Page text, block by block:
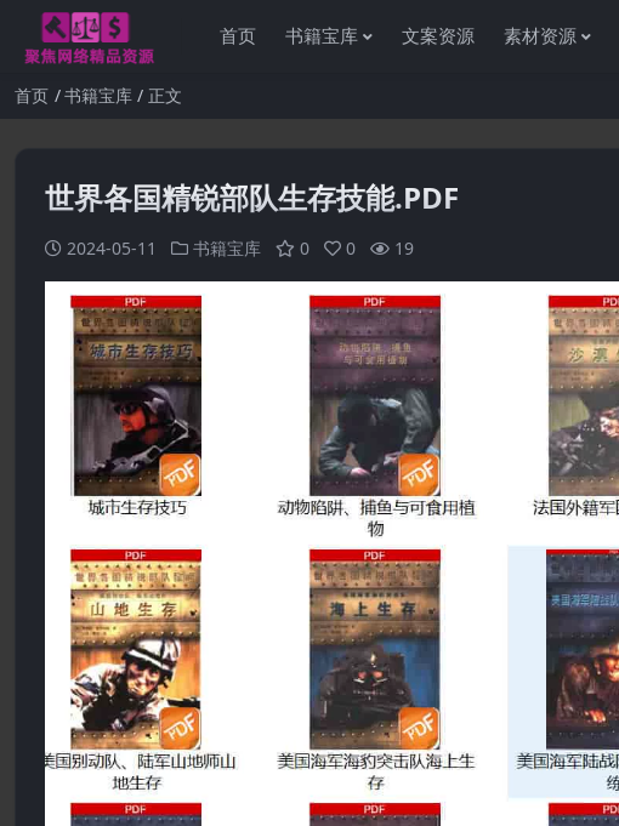
首页 书籍宝库 文案资源 素材资源
首页 书籍宝库 正文
世界各国精锐部队生存技能.PDF
2024-05-11 书籍宝库 0 0 19